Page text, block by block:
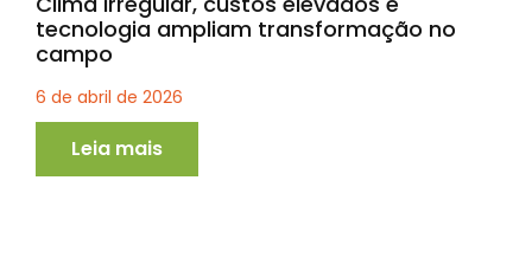
tecnologia ampliam transformação no
campo
6 de abril de 2026
Leia mais